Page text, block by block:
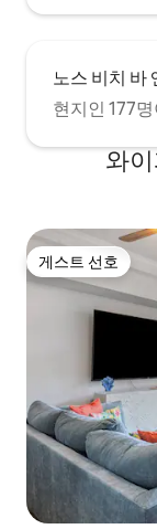
노스 비치 바
현지인 177
와
게스트 선호
게스트 선호